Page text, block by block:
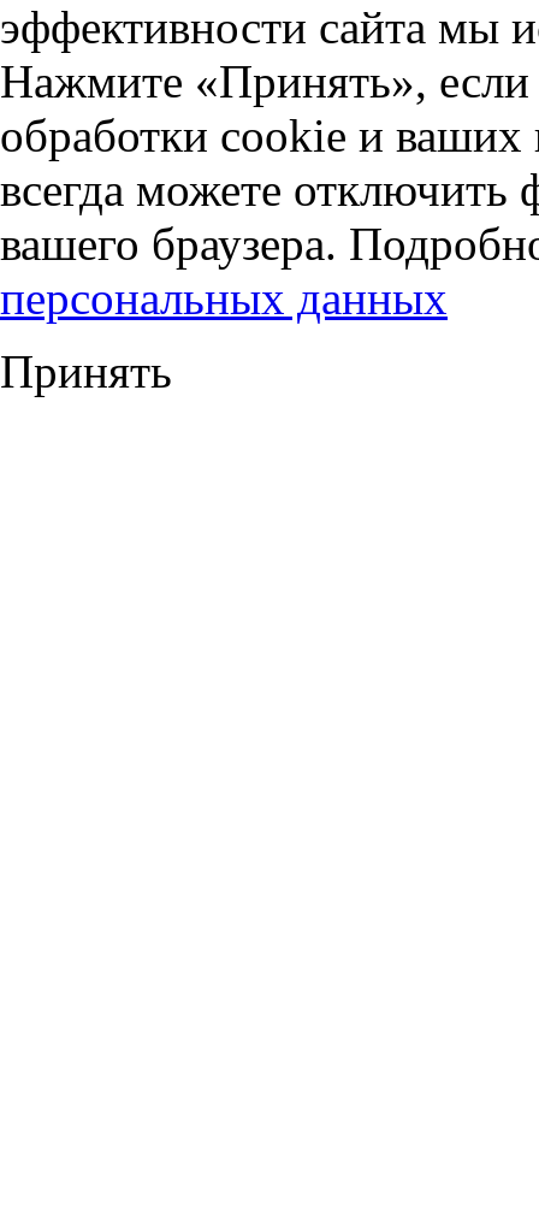
эффективности сайта мы
Нажмите «Принять», если
обработки cookie и
всегда можете отключить
вашего браузера.
персональных данных
Принять